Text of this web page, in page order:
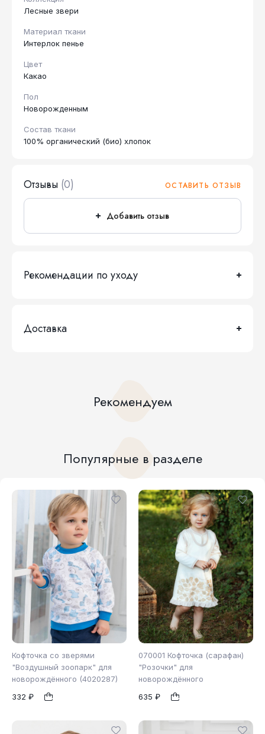
Лесные звери
Материал ткани
Интерлок пенье
Цвет
Какао
Пол
Новорожденным
Состав ткани
100% органический (био) хлопок
Отзывы (0) ОСТАВИТЬ ОТЗЫВ
Добавить отзыв
Рекомендации по уходу
Доставка
Рекомендуем
Популярные в разделе
Кофточка со зверями
"Воздушный зоопарк" для
новорождённого (4020287)
332 ₽
1
070001 Кофточка (сарафан)
"Розочки" для
новорождённого
635 ₽
1